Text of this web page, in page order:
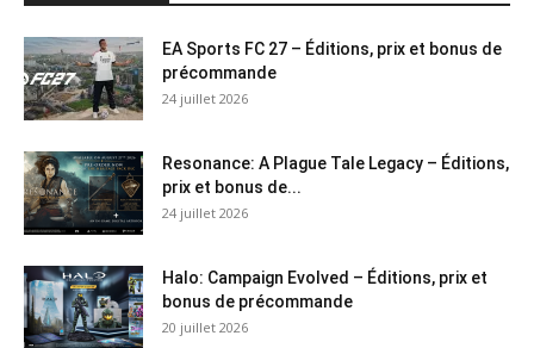
EA Sports FC 27 – Éditions, prix et bonus de
précommande
24 juillet 2026
Resonance: A Plague Tale Legacy – Éditions,
prix et bonus de...
24 juillet 2026
Halo: Campaign Evolved – Éditions, prix et
bonus de précommande
20 juillet 2026